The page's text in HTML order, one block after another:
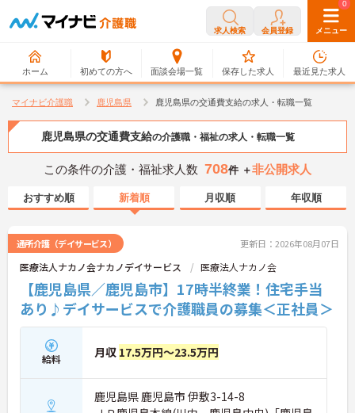
求人検索 会員登録 メニュー
ホーム 初めての方へ 面談会場一覧
0
保存した求人
0
最近見た求人
マイナビ介護職 鹿児島県 鹿児島県の交通費支給の求人・転職一覧
鹿児島県の交通費支給の介護職・福祉の求人・転職一覧
この条件の介護・福祉求人数 708件 ＋非公開求人
おすすめ順 新着順 月収順 年収順
通所介護（デイサービス） 更新日：2026年08月07日
医療法人ナカノ会ナカノデイサービス 医療法人ナカノ会
【鹿児島県／鹿児島市】17時半終業！住宅手当
あり♪デイサービスで介護職員の募集＜正社員＞
給料 月収 17.5万円～23.5万円
鹿児島県 鹿児島市 伊敷3-14-8